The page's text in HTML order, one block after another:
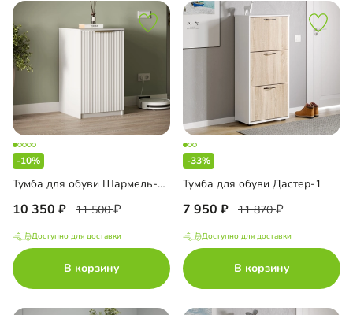
-10%
Тумба для обуви Шармель-1 Лайф
10 350 11 500
Доступно для доставки
В корзину
-33%
Тумба для обуви Дастер-1
7 950 11 870
Доступно для доставки
В корзину